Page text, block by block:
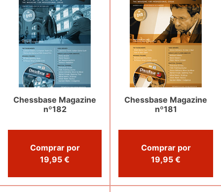
Chessbase Magazine
nº182
Comprar por
19,95 €
Chessbase Magazine
nº181
Comprar por
19,95 €